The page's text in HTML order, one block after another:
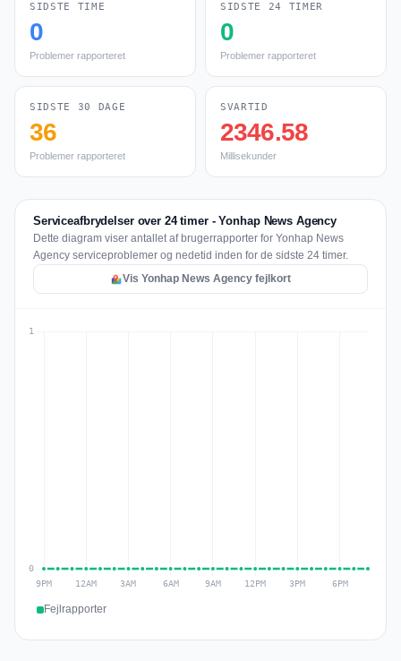
SIDSTE TIME
0
Problemer rapporteret
SIDSTE 24 TIMER
0
Problemer rapporteret
SIDSTE 30 DAGE
36
Problemer rapporteret
SVARTID
2346.58
Millisekunder
Serviceafbrydelser over 24 timer - Yonhap News Agency
Dette diagram viser antallet af brugerrapporter for Yonhap News
Agency serviceproblemer og nedetid inden for de sidste 24 timer.
Vis Yonhap News Agency fejlkort
Fejlrapporter